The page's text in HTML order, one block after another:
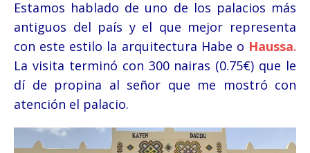
Estamos hablado de uno de los palacios más
antiguos del país y el que mejor representa
con este estilo la arquitectura Habe o Haussa.
La visita terminó con 300 nairas (0.75€) que le
dí de propina al señor que me mostró con
atención el palacio.